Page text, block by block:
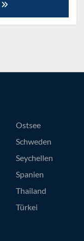
Ostsee
Schweden
Seychellen
Spanien
Thailand
Türkei